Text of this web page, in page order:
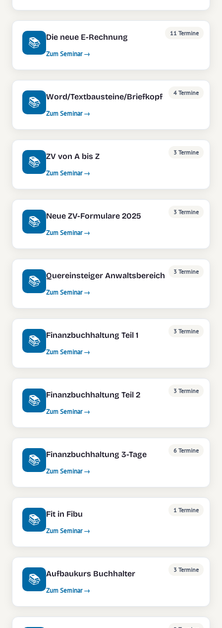
📚 Die neue E-Rechnung
Zum Seminar →
11 Termine
📚 Word/Textbausteine/Briefkopf
Zum Seminar →
4 Termine
📚 ZV von A bis Z
Zum Seminar →
3 Termine
📚 Neue ZV-Formulare 2025
Zum Seminar →
3 Termine
📚 Quereinsteiger Anwaltsbereich
Zum Seminar →
3 Termine
📚 Finanzbuchhaltung Teil 1
Zum Seminar →
3 Termine
📚 Finanzbuchhaltung Teil 2
Zum Seminar →
3 Termine
📚 Finanzbuchhaltung 3-Tage
Zum Seminar →
6 Termine
📚 Fit in Fibu
Zum Seminar →
1 Termine
📚 Aufbaukurs Buchhalter
Zum Seminar →
3 Termine